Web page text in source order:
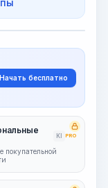
Начать бесплатно
KI PRO
покупательной